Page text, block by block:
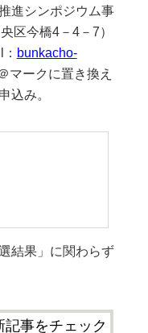
進シンポジウム事
区今橋4－4－7）
bunkacho-
ークに置き換え
込み。
結果」に関わらず
事をチェック